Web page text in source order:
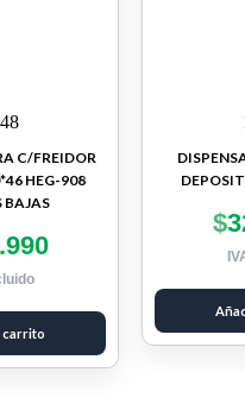
C/FREIDOR
HEG-908
BAJAS
carrito
$